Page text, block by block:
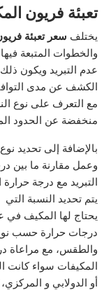
تعبئة فريون
يختلف سعر تعبئة
والخطوات المتبعة
عدم التبريد ويكون
الكشف عن مدى
مع التعرف على نوع
منخفضة عن الحدود
بالإضافة إلى تحديد
وعمل مقارنة ما بين
التبريد مع درجة
يتم تحديد النسبة التي
يحتاج لها المكيف في
درجات حرارة حسب
والطقس، مع مراعاة
المكيفات سواء كانت
أو الدولابي و